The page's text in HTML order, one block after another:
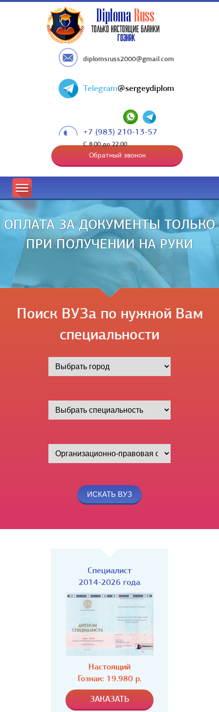
diplomsruss2000@gmail.com
Telegram@sergeydiplom
+7 (983) 210-13-57
С 8:00 до 22:00
Обратный звонок
ОПЛАТА ЗА ДОКУМЕНТЫ ТОЛЬКО
ПРИ ПОЛУЧЕНИИ НА РУКИ
Поиск ВУЗа по нужной Вам
специальности
Специалист
2014-2026 года
Настоящий
Гознак: 19.980 р.